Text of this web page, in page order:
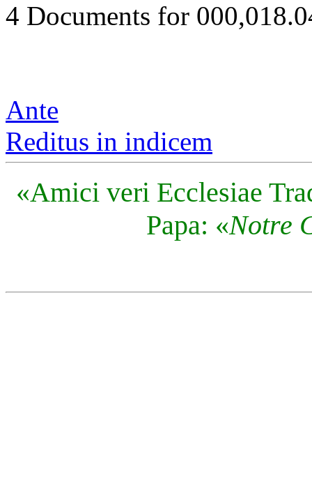
4 Documents for
Ante
Reditus in indicem
«Amici veri Ecclesiae
Papa: «Notre